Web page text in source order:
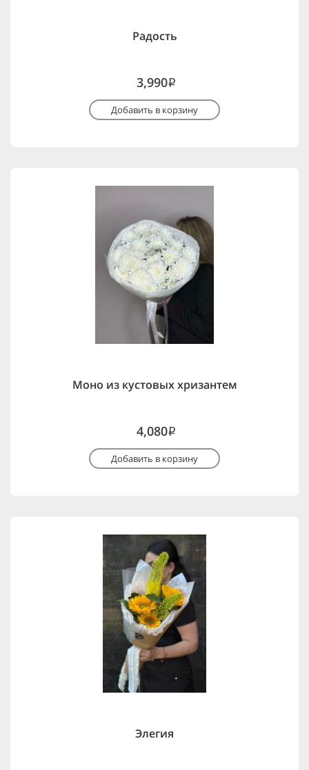
Радость
3,990i
Добавить в корзину
Моно из кустовых хризантем
4,080i
Добавить в корзину
Элегия